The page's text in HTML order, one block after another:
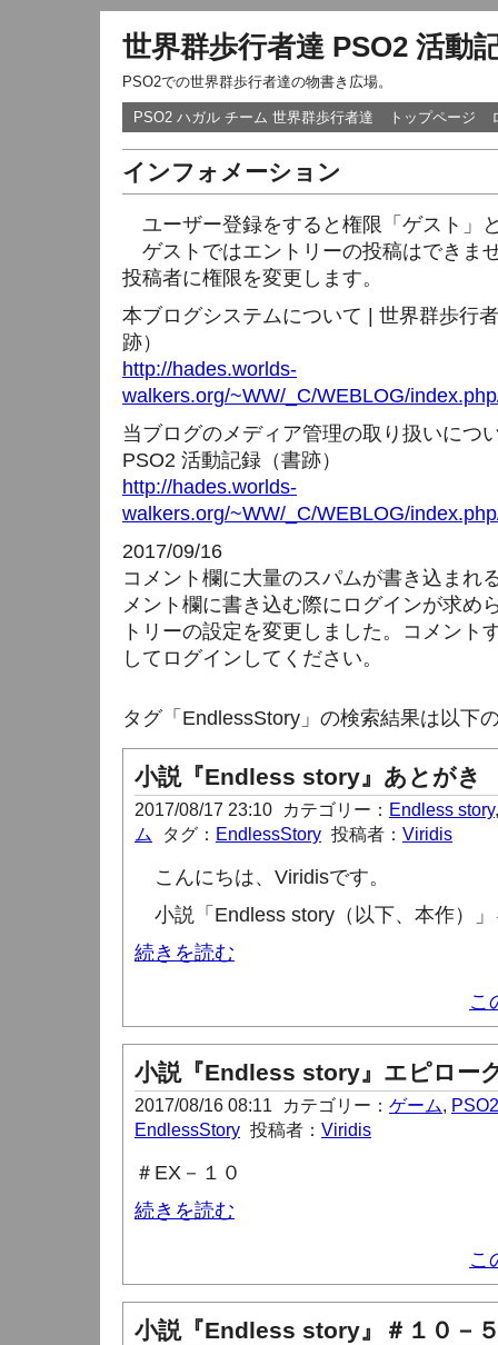
世界群歩行者達 PSO2 活動
PSO2での世界群歩行者達の物書き広場。
PSO2 ハガル チーム 世界群歩行者達 トップページ
インフォメーション
ユーザー登録をすると権限「ゲスト」
ゲストではエントリーの投稿はできま
投稿者に権限を変更します。
本ブログシステムについて | 世界群歩行
跡）
http://hades.worlds-
walkers.org/~WW/_C/WEBLOG/
当ブログのメディア管理の取り扱いにつ
PSO2 活動記録（書跡）
http://hades.worlds-
walkers.org/~WW/_C/WEBLOG/
2017/09/16
コメント欄に大量のスパムが書き込まれ
メント欄に書き込む際にログインが求め
トリーの設定を変更しました。コメント
してログインしてください。
タグ「EndlessStory」の検索結果は以下
小説『Endless story』あとがき
2017/08/17 23:10 カテゴリー： Endless story
ム
タグ： EndlessStory 投稿者： Viridis
こんにちは、 Viridisです。
小説「 Endless story （以下、本作）
続きを読む
こ
小説『Endless story』エピロー
2017/08/16 08:11 カテゴリー： ゲーム, PSO2
EndlessStory 投稿者： Viridis
＃ EX －１０
続きを読む
こ
小説『Endless story』＃１０－